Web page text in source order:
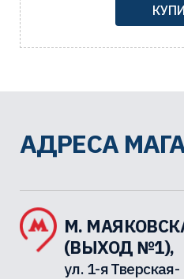
АДРЕСА
М.
(ВЫХОД №1),
ул. 1-я Тверская-